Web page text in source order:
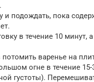
и подождать, пока
в течение 10 минут,
варенье на
огне в течение
густоты).